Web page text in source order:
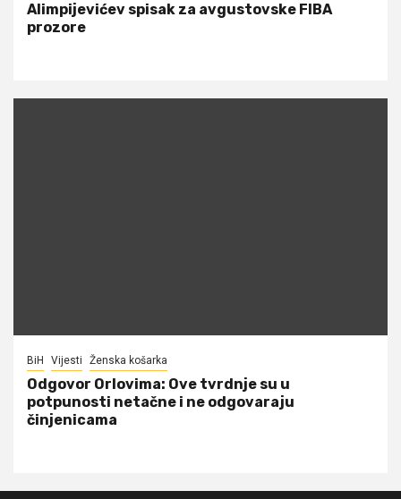
Alimpijevićev spisak za avgustovske FIBA
prozore
BiH Vijesti Ženska košarka
Odgovor Orlovima: ​Ove tvrdnje su u
potpunosti netačne i ne odgovaraju
činjenicama